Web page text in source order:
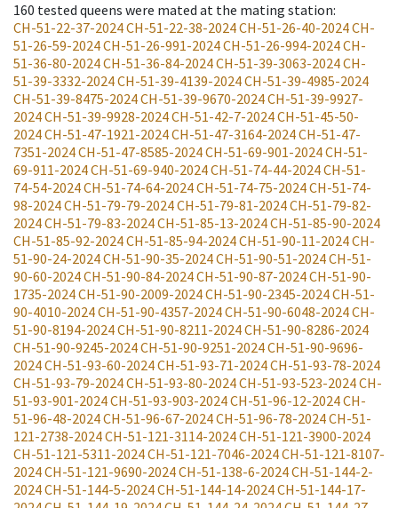
160 tested queens were mated at the mating station:
CH-51-22-37-2024CH-51-22-38-2024CH-51-26-40-2024CH-
51-26-59-2024CH-51-26-991-2024CH-51-26-994-2024CH-
51-36-80-2024CH-51-36-84-2024CH-51-39-3063-2024CH-
51-39-3332-2024CH-51-39-4139-2024CH-51-39-4985-2024
CH-51-39-8475-2024CH-51-39-9670-2024CH-51-39-9927-
2024CH-51-39-9928-2024CH-51-42-7-2024CH-51-45-50-
2024CH-51-47-1921-2024CH-51-47-3164-2024CH-51-47-
7351-2024CH-51-47-8585-2024CH-51-69-901-2024CH-51-
69-911-2024CH-51-69-940-2024CH-51-74-44-2024CH-51-
74-54-2024CH-51-74-64-2024CH-51-74-75-2024CH-51-74-
98-2024CH-51-79-79-2024CH-51-79-81-2024CH-51-79-82-
2024CH-51-79-83-2024CH-51-85-13-2024CH-51-85-90-2024
CH-51-85-92-2024CH-51-85-94-2024CH-51-90-11-2024CH-
51-90-24-2024CH-51-90-35-2024CH-51-90-51-2024CH-51-
90-60-2024CH-51-90-84-2024CH-51-90-87-2024CH-51-90-
1735-2024CH-51-90-2009-2024CH-51-90-2345-2024CH-51-
90-4010-2024CH-51-90-4357-2024CH-51-90-6048-2024CH-
51-90-8194-2024CH-51-90-8211-2024CH-51-90-8286-2024
CH-51-90-9245-2024CH-51-90-9251-2024CH-51-90-9696-
2024CH-51-93-60-2024CH-51-93-71-2024CH-51-93-78-2024
CH-51-93-79-2024CH-51-93-80-2024CH-51-93-523-2024CH-
51-93-901-2024CH-51-93-903-2024CH-51-96-12-2024CH-
51-96-48-2024CH-51-96-67-2024CH-51-96-78-2024CH-51-
121-2738-2024CH-51-121-3114-2024CH-51-121-3900-2024
CH-51-121-5311-2024CH-51-121-7046-2024CH-51-121-8107-
2024CH-51-121-9690-2024CH-51-138-6-2024CH-51-144-2-
2024CH-51-144-5-2024CH-51-144-14-2024CH-51-144-17-